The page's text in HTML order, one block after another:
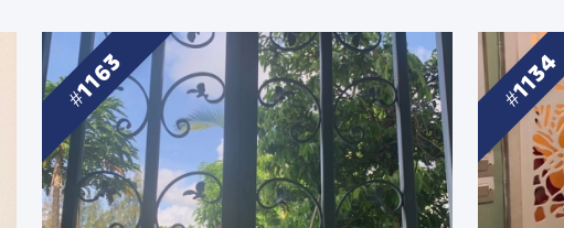
1163 1134